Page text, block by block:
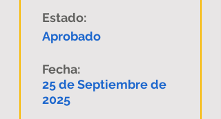
Estado:
Aprobado
Fecha:
25 de Septiembre de
2025